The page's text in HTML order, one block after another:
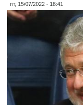
пт, 15/07/2022 - 18:41